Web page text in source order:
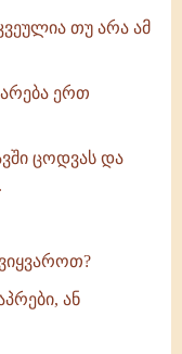
თუ არა ამ
ერთ
ცოდვას და
ან